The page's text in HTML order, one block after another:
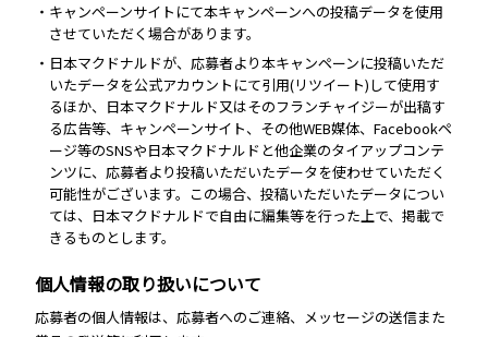
・キャンペーンサイトにて本キャンペーンへの投稿データを使用
させていただく場合があります。
・日本マクドナルドが、応募者より本キャンペーンに投稿いただ
いたデータを公式アカウントにて引用(リツイート)して使用す
るほか、日本マクドナルド又はそのフランチャイジーが出稿す
る広告等、キャンペーンサイト、その他WEB媒体、Facebookペ
ージ等のSNSや日本マクドナルドと他企業のタイアップコンテ
ンツに、応募者より投稿いただいたデータを使わせていただく
可能性がございます。この場合、投稿いただいたデータについ
ては、日本マクドナルドで自由に編集等を行った上で、掲載で
きるものとします。
個人情報の取り扱いについて
応募者の個人情報は、応募者へのご連絡、メッセージの送信また